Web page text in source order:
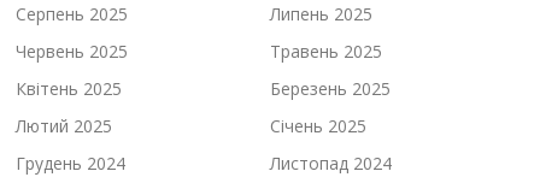
Серпень 2025
Липень 2025
Червень 2025
Травень 2025
Квітень 2025
Березень 2025
Лютий 2025
Січень 2025
Грудень 2024
Листопад 2024